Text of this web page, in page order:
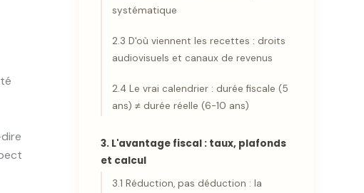
systématique
2.3 D'où viennent les recettes : droits
audiovisuels et canaux de revenus
2.4 Le vrai calendrier : durée fiscale (5
ans) ≠ durée réelle (6-10 ans)
3. L'avantage fiscal : taux, plafonds
et calcul
3.1 Réduction, pas déduction : la